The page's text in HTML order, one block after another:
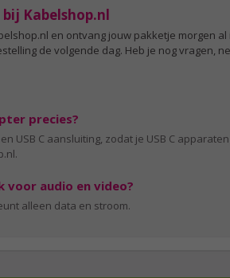
bij Kabelshop.nl
en ontvang jouw pakketje morgen
de volgende dag. Heb je nog vragen,
precies?
USB C aansluiting, zodat je USB C
voor audio en video?
alleen data en stroom.